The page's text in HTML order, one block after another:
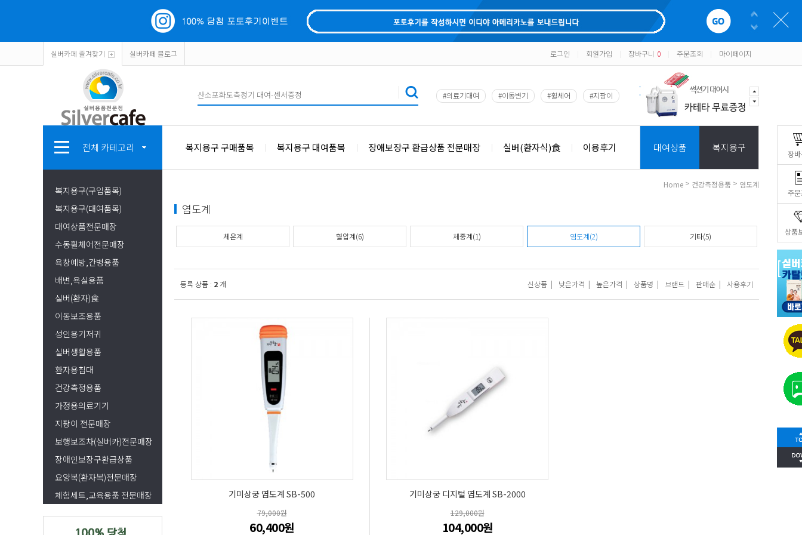
장
주
상품
실버카페 즐겨찾기 실버카페 블로그 로그인 회원가입 장바구니 0 주문조회 마이페이지
#의료기대여 #이동변기 #휠체어 #지팡이
전체 카테고리 복지용구 구매품목 복지용구 대여품목 장애보장구 환급상품 전문매장 실버(환자식)食 이용후기 대여상품 복지용구
복지용구(구입품목)
복지용구(대여품목)
대여상품전문매장
수동휠체어전문매장
욕창예방,간병용품
배변,욕실용품
실버(환자)食
이동보조용품
성인용기저귀
실버생활용품
환자용침대
건강측정용품
가정용의료기기
지팡이 전문매장
보행보조차(실버카)전문매장
장애인보장구환급상품
요양복(환자복)전문매장
체험세트,교육용품 전문매장
Home > 건강측정용품 > 염도계
염도계
체온계 혈압계(6) 체중계(1) 염도계(2) 기타(5)
등록 상품 : 2 개 신상품 | 낮은가격 | 높은가격 | 상품명 | 브랜드 | 판매순 | 사용후기
기미상궁 염도계 SB-500
79,000원
60,400원
기미상궁 디지털 염도계 SB-2000
129,000원
104,000원